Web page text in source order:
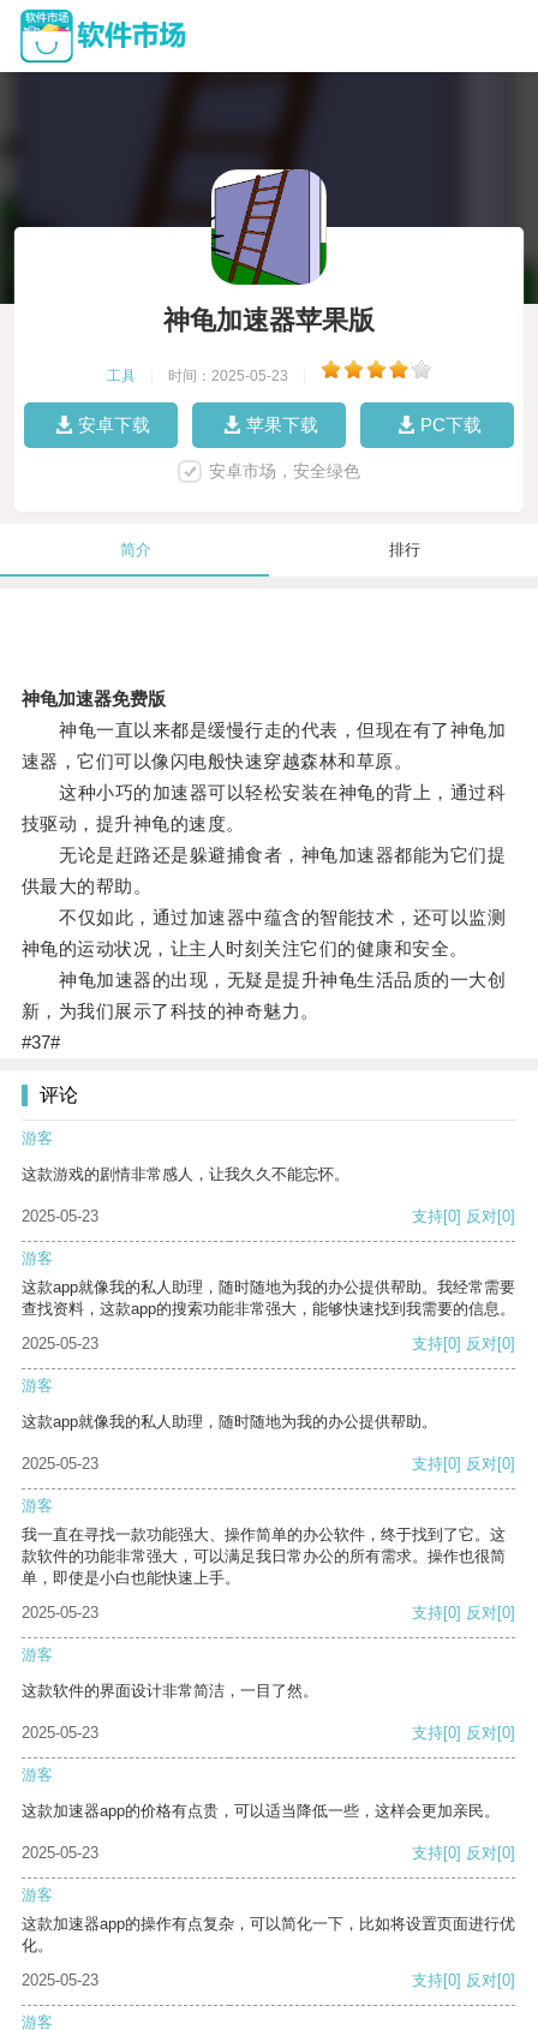
神龟加速器苹果版
工具 时间：2025-05-23
安卓下载 苹果下载 PC下载
安卓市场，安全绿色
简介 排行
神龟加速器免费版
神龟一直以来都是缓慢行走的代表，但现在有了神龟加
速器，它们可以像闪电般快速穿越森林和草原。
这种小巧的加速器可以轻松安装在神龟的背上，通过科
技驱动，提升神龟的速度。
无论是赶路还是躲避捕食者，神龟加速器都能为它们提
供最大的帮助。
不仅如此，通过加速器中蕴含的智能技术，还可以监测
神龟的运动状况，让主人时刻关注它们的健康和安全。
神龟加速器的出现，无疑是提升神龟生活品质的一大创
新，为我们展示了科技的神奇魅力。
#37#
评论
游客
这款游戏的剧情非常感人，让我久久不能忘怀。
2025-05-23 支持[0] 反对[0]
游客
这款app就像我的私人助理，随时随地为我的办公提供帮助。我经常需要
查找资料，这款app的搜索功能非常强大，能够快速找到我需要的信息。
2025-05-23
支持[0] 反对[0]
游客
这款app就像我的私人助理，随时随地为我的办公提供帮助。
2025-05-23 支持[0] 反对[0]
游客
我一直在寻找一款功能强大、操作简单的办公软件，终于找到了它。这
款软件的功能非常强大，可以满足我日常办公的所有需求。操作也很简
单，即使是小白也能快速上手。
2025-05-23
支持[0] 反对[0]
游客
这款软件的界面设计非常简洁，一目了然。
2025-05-23 支持[0] 反对[0]
游客
这款加速器app的价格有点贵，可以适当降低一些，这样会更加亲民。
2025-05-23 支持[0] 反对[0]
游客
这款加速器app的操作有点复杂，可以简化一下，比如将设置页面进行优
化。
2025-05-23
支持[0] 反对[0]
游客